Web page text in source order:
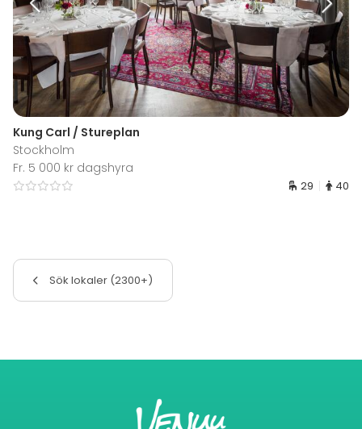
Kung Carl / Stureplan
Stockholm
Fr. 5 000 kr dagshyra
29 40
Sök lokaler (2300+)